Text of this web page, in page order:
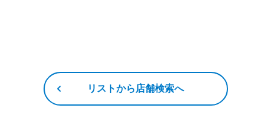
リストから店舗検索へ